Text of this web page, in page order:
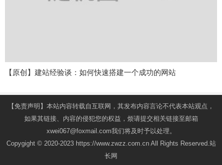
【原创】建站经验谈：如何快速搭建一个成功的网站
【免责声明】本站内容转载自互联网，其发布内容言论不代表本站观点，
如果其链接、内容的侵犯您的权益，烦请提交相关链接至邮箱
xwei067@foxmail.com我们将及时予以处理。
Copygight © 2020-2023 https://www.zwzz.com.cn All Rights Reserved.站
长网